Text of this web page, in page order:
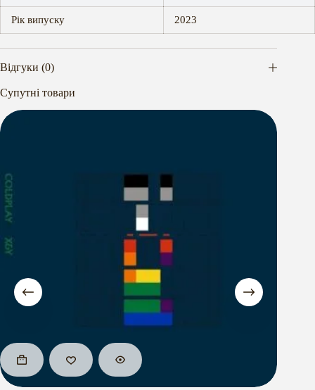
Рік випуску 2023
Відгуки (0)
Супутні товари